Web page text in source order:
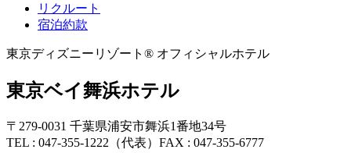
リクルート
宿泊約款
東京ディズニーリゾート® オフィシャルホテル
東京ベイ舞浜ホテル
〒279-0031 千葉県浦安市舞浜1番地34号
TEL : 047-355-1222（代表） FAX : 047-355-6777